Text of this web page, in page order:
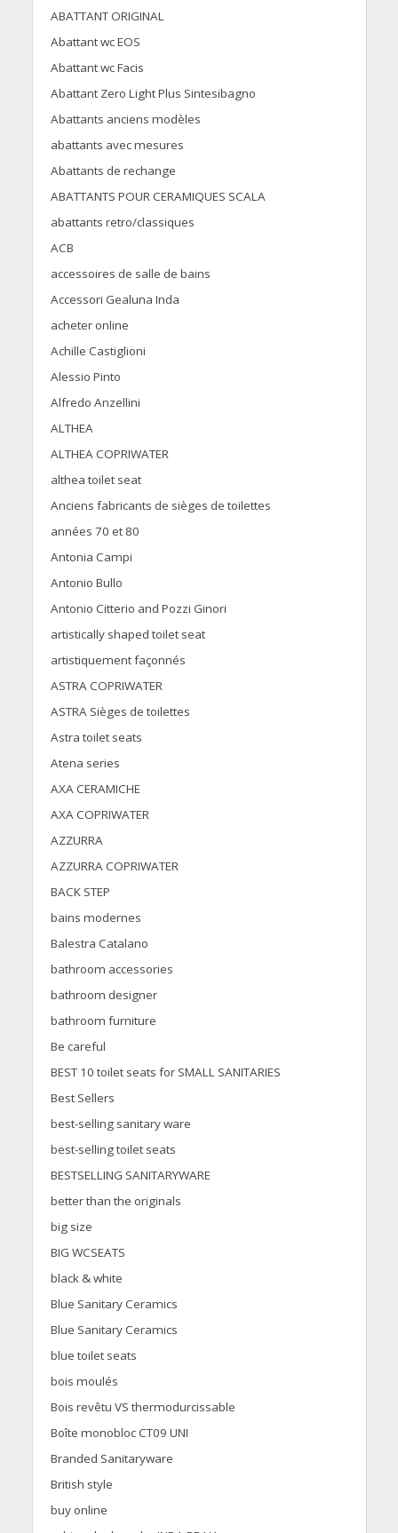
ABATTANT ORIGINAL
Abattant wc EOS
Abattant wc Facis
Abattant Zero Light Plus Sintesibagno
Abattants anciens modèles
abattants avec mesures
Abattants de rechange
ABATTANTS POUR CERAMIQUES SCALA
abattants retro/classiques
ACB
accessoires de salle de bains
Accessori Gealuna Inda
acheter online
Achille Castiglioni
Alessio Pinto
Alfredo Anzellini
ALTHEA
ALTHEA COPRIWATER
althea toilet seat
Anciens fabricants de sièges de toilettes
années 70 et 80
Antonia Campi
Antonio Bullo
Antonio Citterio and Pozzi Ginori
artistically shaped toilet seat
artistiquement façonnés
ASTRA COPRIWATER
ASTRA Sièges de toilettes
Astra toilet seats
Atena series
AXA CERAMICHE
AXA COPRIWATER
AZZURRA
AZZURRA COPRIWATER
BACK STEP
bains modernes
Balestra Catalano
bathroom accessories
bathroom designer
bathroom furniture
Be careful
BEST 10 toilet seats for SMALL SANITARIES
Best Sellers
best-selling sanitary ware
best-selling toilet seats
BESTSELLING SANITARYWARE
better than the originals
big size
BIG WCSEATS
black & white
Blue Sanitary Ceramics
Blue Sanitary Ceramics
blue toilet seats
bois moulés
Bois revêtu VS thermodurcissable
Boîte monobloc CT09 UNI
Branded Sanitaryware
British style
buy online